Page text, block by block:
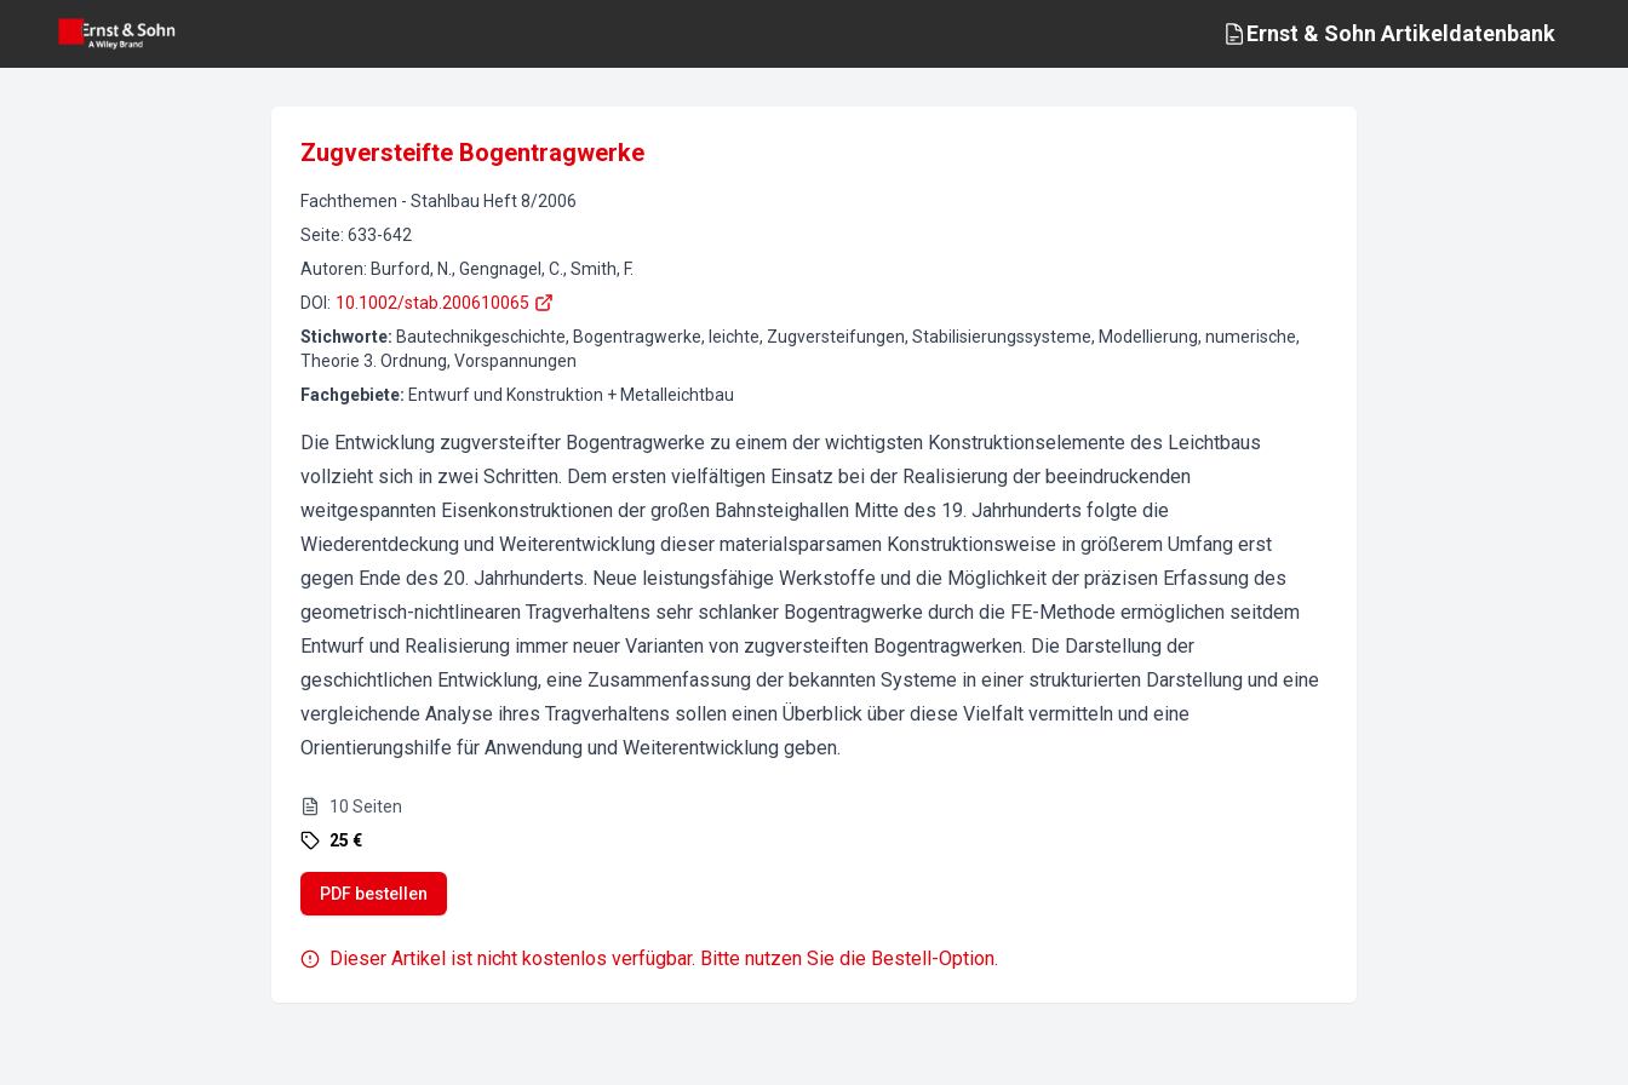
Ernst & Sohn Artikeldatenbank
Zugversteifte Bogentragwerke
Fachthemen - Stahlbau Heft8/2006
Seite: 633-642
Autoren: Burford, N., Gengnagel, C., Smith, F.
DOI : 10.1002/stab.200610065
Stichworte: Bautechnikgeschichte, Bogentragwerke, leichte, Zugversteifungen, Stabilisierungssysteme, Modellierung, numerische,
Theorie 3. Ordnung, Vorspannungen
Fachgebiete: Entwurf und Konstruktion + Metalleichtbau
Die Entwicklung zugversteifter Bogentragwerke zu einem der wichtigsten Konstruktionselemente des Leichtbaus
vollzieht sich in zwei Schritten. Dem ersten vielfältigen Einsatz bei der Realisierung der beeindruckenden
weitgespannten Eisenkonstruktionen der großen Bahnsteighallen Mitte des 19. Jahrhunderts folgte die
Wiederentdeckung und Weiterentwicklung dieser materialsparsamen Konstruktionsweise in größerem Umfang erst
gegen Ende des 20. Jahrhunderts. Neue leistungsfähige Werkstoffe und die Möglichkeit der präzisen Erfassung des
geometrisch-nichtlinearen Tragverhaltens sehr schlanker Bogentragwerke durch die FE-Methode ermöglichen seitdem
Entwurf und Realisierung immer neuer Varianten von zugversteiften Bogentragwerken. Die Darstellung der
geschichtlichen Entwicklung, eine Zusammenfassung der bekannten Systeme in einer strukturierten Darstellung und eine
vergleichende Analyse ihres Tragverhaltens sollen einen Überblick über diese Vielfalt vermitteln und eine
Orientierungshilfe für Anwendung und Weiterentwicklung geben.
10 Seiten
25 €
PDF bestellen
Dieser Artikel ist nicht kostenlos verfügbar. Bitte nutzen Sie die Bestell-Option.